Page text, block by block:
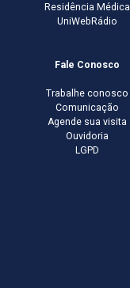
Residência Médica
UniWebRádio
Fale Conosco
Trabalhe conosco
Comunicação
Agende sua visita
Ouvidoria
LGPD